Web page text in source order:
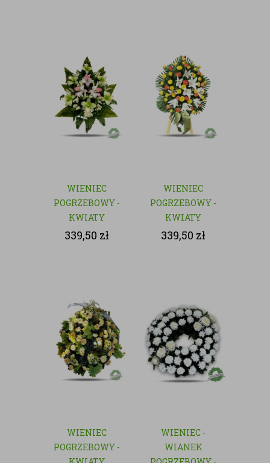
WIENIEC
POGRZEBOWY -
KWIATY
SZTUCZNE
339,50 zł
WIENIEC
POGRZEBOWY -
KWIATY
SZTUCZNE
339,50 zł
WIENIEC
POGRZEBOWY -
WIENIEC -
WIANEK